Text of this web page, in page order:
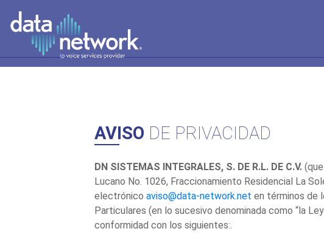
AVISO DE PRIVACIDAD
DN SISTEMAS INTEGRALES, S. DE R.L. DE C.V.(que
Lucano No. 1026, Fraccionamiento Residencial La
electrónico aviso@data-network.net en términos de
Particulares (en lo sucesivo denominada como “la
conformidad con los siguientes:.